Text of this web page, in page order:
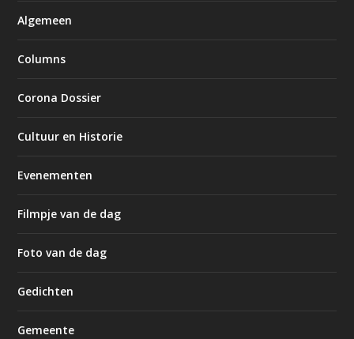
Algemeen
Columns
Corona Dossier
Cultuur en Historie
Evenementen
Filmpje van de dag
Foto van de dag
Gedichten
Gemeente